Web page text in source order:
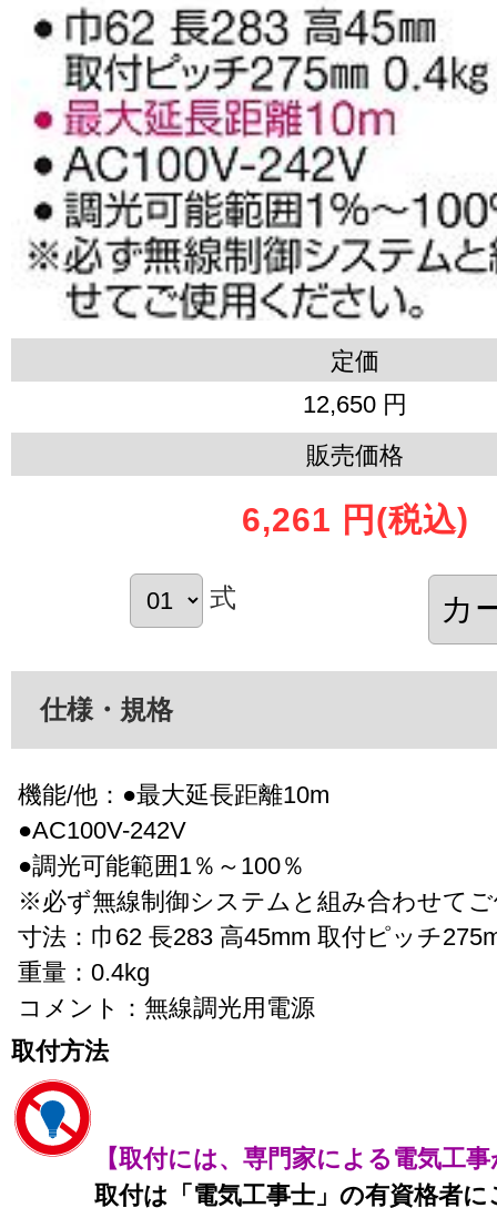
定価
12,650 円
販売価格
6,261 円 (税込)
式
仕様・規格
機能/他：●最大延長距離10m
●AC100V-242V
●調光可能範囲1％～100％
※必ず無線制御システムと組み合わせて
寸法：巾62 長283 高45mm 取付ピッチ
重量：0.4kg
コメント：無線調光用電源
取付方法
【取付には、専門家による電気工
取付は「電気工事士」の有資格者